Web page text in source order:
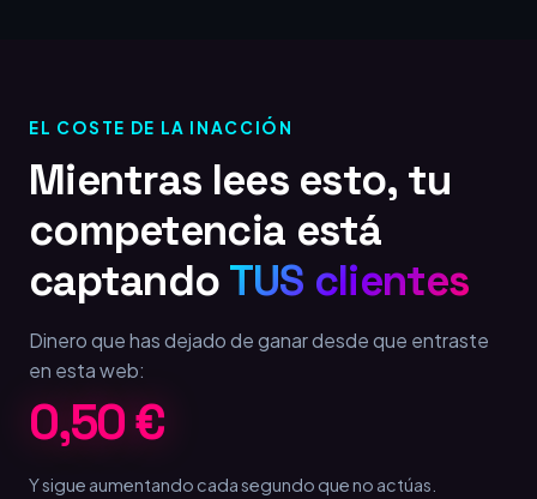
EL COSTE DE LA INACCIÓN
Mientras lees esto, tu
competencia está
captando TUS clientes
Dinero que has dejado de ganar desde que entraste
en esta web:
1,00 €
Y sigue aumentando cada segundo que no actúas.